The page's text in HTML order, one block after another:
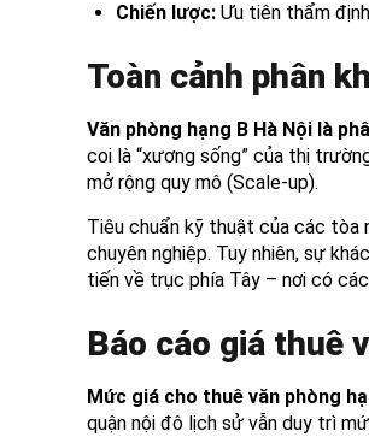
Chiến lược: Ưu tiên thẩm định
Toàn cảnh phân
Văn phòng hạng B Hà Nội là
coi là “xương sống” của thị
mở rộng quy mô (Scale-up).
Tiêu chuẩn kỹ thuật của các tòa
chuyên nghiệp. Tuy nhiên, sự
tiến về trục phía Tây – nơi có
Báo cáo giá thuê
Mức giá cho thuê văn phòng
quận nội đô lịch sử vẫn duy trì